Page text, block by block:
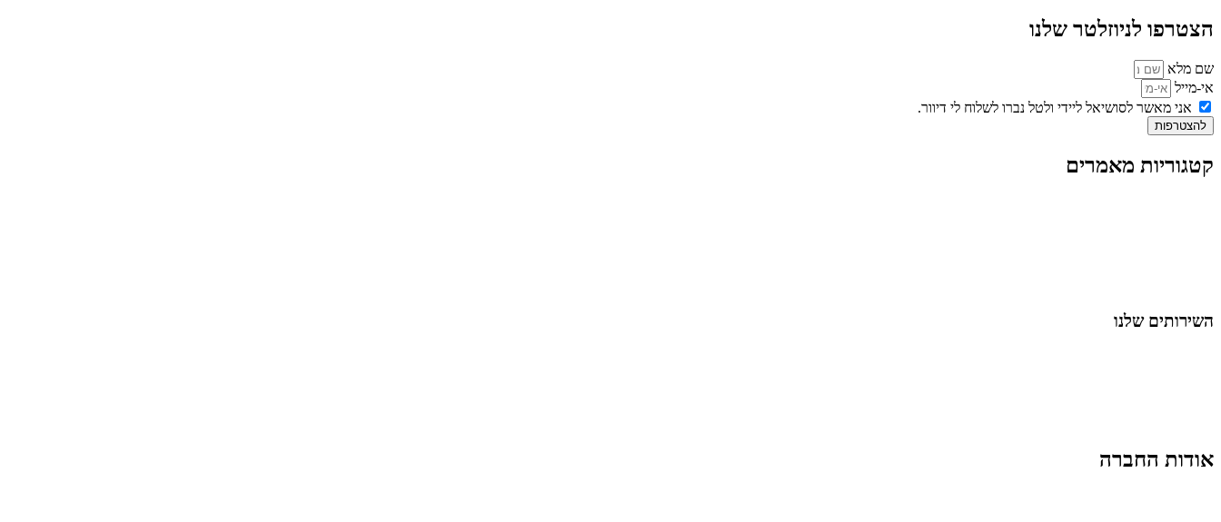
הצטרפו לניוזלטר שלנו
שם מלא
אי-מייל
אני מאשר לסושיאל ליידי ולטל נברו לשלוח לי דיוור.
להצטרפות
קטגוריות מאמרים
השירותים שלנו
אודות החברה